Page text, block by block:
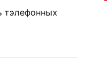
тэлефонных